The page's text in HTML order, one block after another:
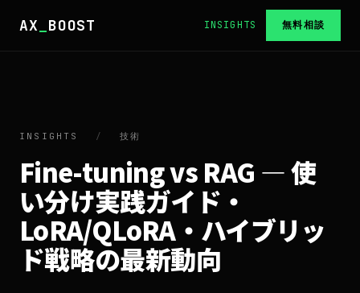
AX BOOST INSIGHTS 無料相談
INSIGHTS / 技術
Fine-tuning vs RAG — 使
い分け実践ガイド・
LoRA/QLoRA・ハイブリッ
ド戦略の最新動向